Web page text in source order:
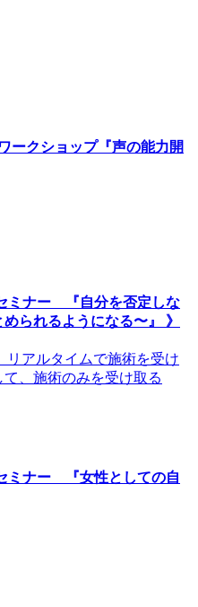
ークショップ『声の能力開
ミナー 『自分を否定しな
られるようになる〜』 》
リアルタイムで施術を受け
、施術のみを受け取る
ミナー 『女性としての自